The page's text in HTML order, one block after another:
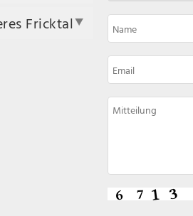
Fricktal